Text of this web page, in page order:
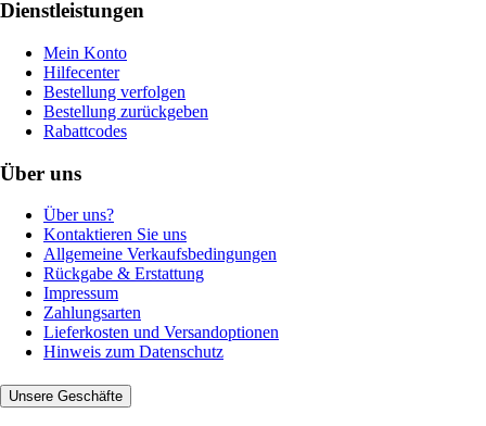
Dienstleistungen
Mein Konto
Hilfecenter
Bestellung verfolgen
Bestellung zurückgeben
Rabattcodes
Über uns
Über uns?
Kontaktieren Sie uns
Allgemeine Verkaufsbedingungen
Rückgabe & Erstattung
Impressum
Zahlungsarten
Lieferkosten und Versandoptionen
Hinweis zum Datenschutz
Unsere Geschäfte